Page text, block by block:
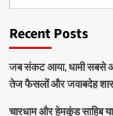
Recent Posts
जब संकट आया, धामी सबसे
तेज फैसलों और जवाबदेह
चारधाम और हेमकुंड साहिब